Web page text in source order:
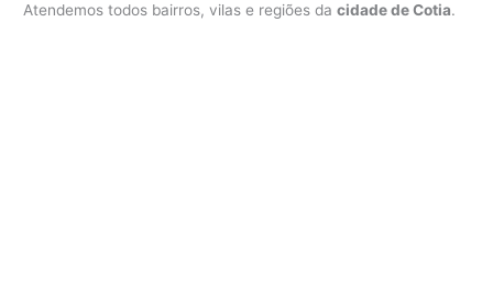
Atendemos todos bairros, vilas e regiões dacidade de Cotia.